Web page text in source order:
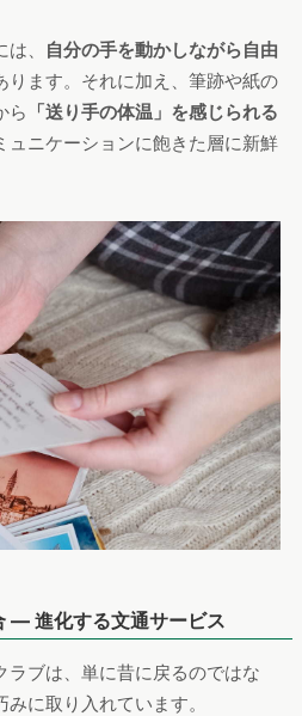
、
自分の手を動かしながら自由
ります。それに加え、筆跡や紙の
ら 「送り手の体温」を感じられる
ュニケーションに飽きた層に新鮮
— 進化する文通サービス
ブは、単に昔に戻るのではな
に取り入れています。